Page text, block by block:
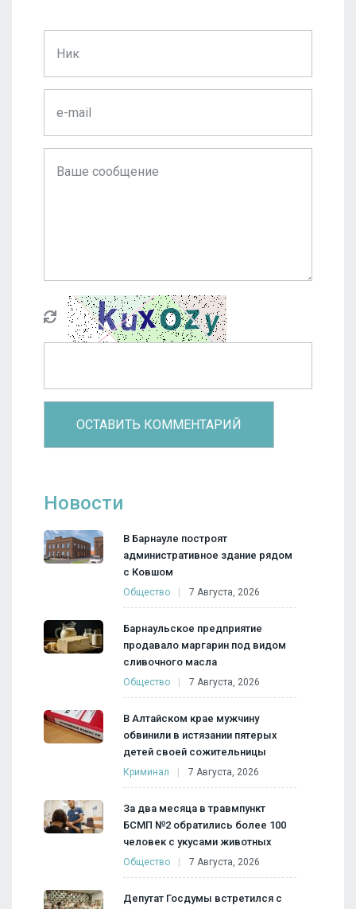
Новости
В Барнауле построят
административное здание рядом
с Ковшом
Общество 7 Августа, 2026
Барнаульское предприятие
продавало маргарин под видом
сливочного масла
Общество 7 Августа, 2026
В Алтайском крае мужчину
обвинили в истязании пятерых
детей своей сожительницы
Криминал 7 Августа, 2026
За два месяца в травмпункт
БСМП №2 обратились более 100
человек с укусами животных
Общество 7 Августа, 2026
Депутат Госдумы встретился с